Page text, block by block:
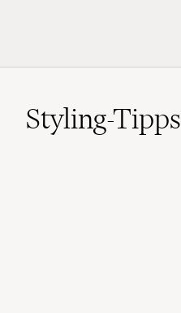
Styling-Tipps